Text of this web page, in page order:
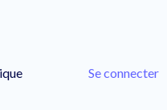
Se connecter